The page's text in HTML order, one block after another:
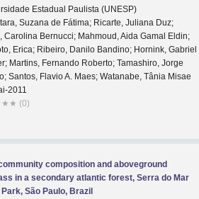
Estadual Paulista (UNESP)
Suzana de Fátima; Ricarte, Juliana Duz;
Carolina Bernucci; Mahmoud, Aida Gamal Eldin;
Erica; Ribeiro, Danilo Bandino; Hornink, Gabriel
Martins, Fernando Roberto; Tamashiro, Jorge
Santos, Flavio A. Maes; Watanabe, Tânia Misae
2011
★ ★ (0)
composition and aboveground
in a secondary atlantic forest, Serra do Mar
São Paulo, Brazil